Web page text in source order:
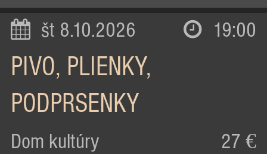
št 8.10.2026 19:00
PIVO, PLIENKY,
PODPRSENKY
Dom kultúry 27 €